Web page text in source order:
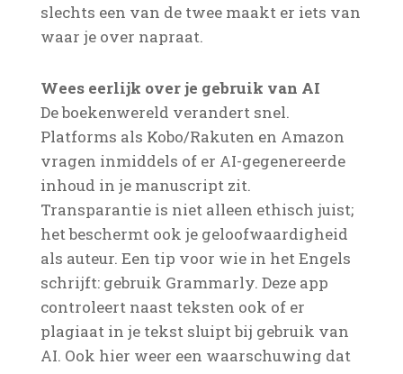
slechts een van de twee maakt er iets van
waar je over napraat.
Wees eerlijk over je gebruik van AI
De boekenwereld verandert snel.
Platforms als Kobo/Rakuten en Amazon
vragen inmiddels of er AI-gegenereerde
inhoud in je manuscript zit.
Transparantie is niet alleen ethisch juist;
het beschermt ook je geloofwaardigheid
als auteur. Een tip voor wie in het Engels
schrijft: gebruik Grammarly. Deze app
controleert naast teksten ook of er
plagiaat in je tekst sluipt bij gebruik van
AI. Ook hier weer een waarschuwing dat